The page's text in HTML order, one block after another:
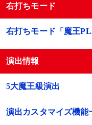
右打ちモード
右打ちモード「魔王
演出情報
5大魔王級演出
演出カスタマイズ機能